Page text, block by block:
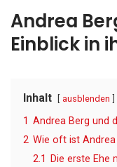
Andrea
Einblick in
Inhalt ausblenden
1 Andrea Berg und
2 Wie oft ist
2.1
Die erste Ehe